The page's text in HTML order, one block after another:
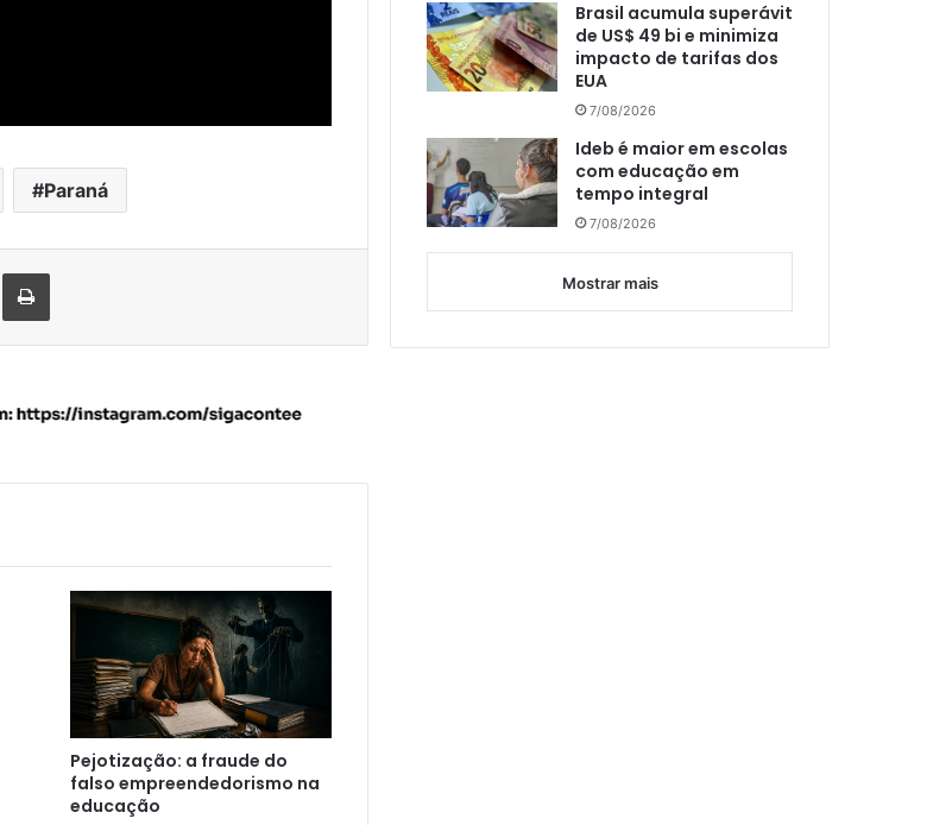
Paraná
Pejotização: a fraude do
falso empreendedorismo na
educação
Brasil acumula superávit
de US$ 49 bi e minimiza
impacto de tarifas dos
EUA
7/08/2026
Ideb é maior em escolas
com educação em
tempo integral
7/08/2026
Mostrar mais